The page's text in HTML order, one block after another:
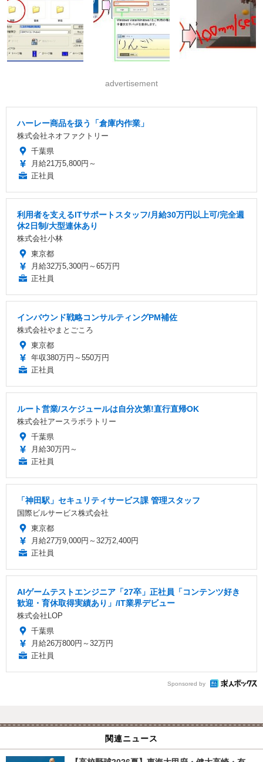
advertisement
ハーレー商品を扱う「倉庫内作業」
株式会社ネオファクトリー
千葉県
月給21万5,800円～
正社員
利用者を支えるITサポートスタッフ/月給30万円以上可/完全週
休2日制/大型連休あり
株式会社小林
東京都
月給32万5,300円～65万円
正社員
インバウンド戦略コンサルティングPM補佐
株式会社やまとごころ
東京都
年収380万円～550万円
正社員
ルート営業/スケジュールは自分次第!直行直帰OK
株式会社アースラボラトリー
千葉県
月給30万円～
正社員
「神田駅」セキュリティサービス課 管理スタッフ
国際ビルサービス株式会社
東京都
月給27万9,000円～32万2,400円
正社員
AIゲームテストエンジニア「27卒」正社員「コンテンツ好き
歓迎・育休取得実績あり」/IT業界デビュー
株式会社LOP
千葉県
月給26万800円～32万円
正社員
Sponsored by
関連ニュース